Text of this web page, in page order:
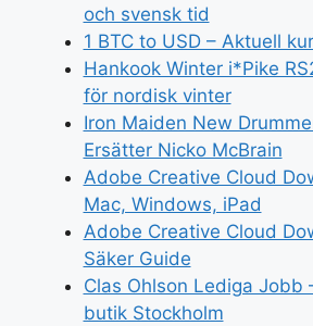
och svensk tid
1 BTC to USD – Aktuell
Hankook Winter i*Pike
för nordisk vinter
Iron Maiden New
Ersätter Nicko McBrain
Adobe Creative Cloud
Mac, Windows, iPad
Adobe Creative Cloud
Säker Guide
Clas Ohlson Lediga Jobb
butik Stockholm